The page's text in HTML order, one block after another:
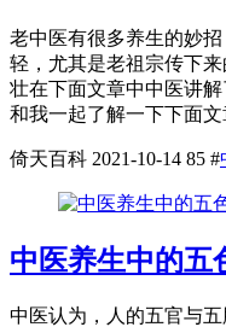
老中医有很多养生的妙
轻，尤其是老祖宗传下
壮在下面文章中中医讲
和我一起了解一下下面
倚天百科 2021-10-14 85 #
中医养生中的五
中医认为，人的五官与